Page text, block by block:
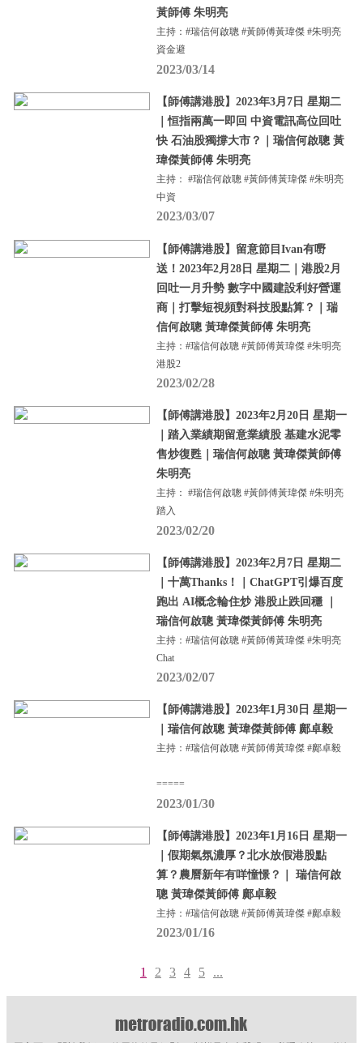
黃師傅 朱明亮
主持：#瑞信何啟聰 #黃師傅黃瑋傑 #朱明亮
資金避
2023/03/14
【師傅講港股】2023年3月7日 星期二
｜恒指兩萬一即回 中資電訊高位回吐
快 石油股獨撐大市？｜瑞信何啟聰 黃
瑋傑黃師傅 朱明亮
主持： #瑞信何啟聰 #黃師傅黃瑋傑 #朱明亮
中資
2023/03/07
【師傅講港股】留意節目Ivan有嘢
送！2023年2月28日 星期二｜港股2月
回吐一月升勢 數字中國建設利好營運
商｜打擊短視頻對科技股點算？｜瑞
信何啟聰 黃瑋傑黃師傅 朱明亮
主持：#瑞信何啟聰 #黃師傅黃瑋傑 #朱明亮
港股2
2023/02/28
【師傅講港股】2023年2月20日 星期一
｜踏入業績期留意業績股 基建水泥零
售炒復甦｜瑞信何啟聰 黃瑋傑黃師傅
朱明亮
主持： #瑞信何啟聰 #黃師傅黃瑋傑 #朱明亮
踏入
2023/02/20
【師傅講港股】2023年2月7日 星期二
｜十萬Thanks！｜ChatGPT引爆百度
跑出 AI概念輪住炒 港股止跌回穩 ｜
瑞信何啟聰 黃瑋傑黃師傅 朱明亮
主持：#瑞信何啟聰 #黃師傅黃瑋傑 #朱明亮
Chat
2023/02/07
【師傅講港股】2023年1月30日 星期一
｜瑞信何啟聰 黃瑋傑黃師傅 鄺卓毅
主持：#瑞信何啟聰 #黃師傅黃瑋傑 #鄺卓毅
=====
2023/01/30
【師傅講港股】2023年1月16日 星期一
｜假期氣氛濃厚？北水放假港股點
算？農曆新年有咩憧憬？｜ 瑞信何啟
聰 黃瑋傑黃師傅 鄺卓毅
主持：#瑞信何啟聰 #黃師傅黃瑋傑 #鄺卓毅
2023/01/16
1 2 3 4 5 ...